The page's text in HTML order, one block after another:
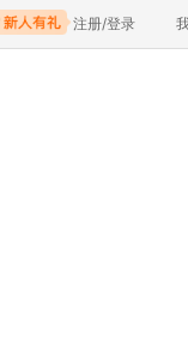
注册/登录